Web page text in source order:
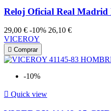
Reloj Oficial Real Madrid
29,00 € -10% 26,10 €
VICEROY
 Comprar
-10%
 Quick view